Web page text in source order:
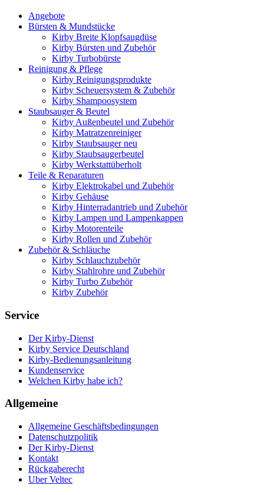
Angebote
Bürsten & Mundstücke
Kirby Breite Klopfsaugdüse
Kirby Bürsten und Zubehör
Kirby Turbobürste
Reinigung & Pflege
Kirby Reinigungsprodukte
Kirby Scheuersystem & Zubehör
Kirby Shampoosystem
Staubsauger & Beutel
Kirby Außenbeutel und Zubehör
Kirby Matratzenreiniger
Kirby Staubsauger neu
Kirby Staubsaugerbeutel
Kirby Werkstattüberholt
Teile & Reparaturen
Kirby Elektrokabel und Zubehör
Kirby Gehäuse
Kirby Hinterradantrieb und Zubehör
Kirby Lampen und Lampenkappen
Kirby Motorenteile
Kirby Rollen und Zubehör
Zubehör & Schläuche
Kirby Schlauchzubehör
Kirby Stahlrohre und Zubehör
Kirby Turbo Zubehör
Kirby Zubehör
Service
Der Kirby-Dienst
Kirby Service Deutschland
Kirby-Bedienungsanleitung
Kundenservice
Welchen Kirby habe ich?
Allgemeine
Allgemeine Geschäftsbedingungen
Datenschutzpolitik
Der Kirby-Dienst
Kontakt
Rückgaberecht
Uber Veltec